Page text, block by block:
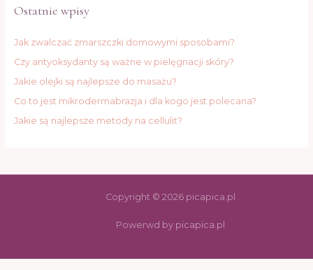
Ostatnie wpisy
Jak zwalczać zmarszczki domowymi sposobami?
Czy antyoksydanty są ważne w pielęgnacji skóry?
Jakie olejki są najlepsze do masażu?
Co to jest mikrodermabrazja i dla kogo jest polecana?
Jakie są najlepsze metody na cellulit?
Copyright © 2026 picapica.pl
Powerwd by picapica.pl